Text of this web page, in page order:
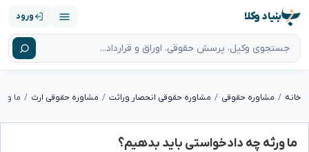
بنیاد وکلا ورود
خانه مشاوره حقوقی مشاوره حقوقی انحصار وراثت مشاوره حقوقی ارث ما
ما ورثه چه دادخواستی باید بدهیم؟